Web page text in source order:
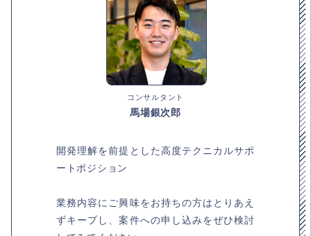
コンサルタント
馬場銀次郎
開発理解を前提とした高度テクニカルサポ
ートポジション
業務内容にご興味をお持ちの方はとりあえ
ずキープし、案件への申し込みをぜひ検討